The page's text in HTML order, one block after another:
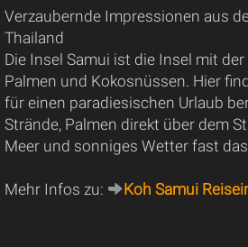
Verzaubernde Impressionen aus
Thailand
Die Insel Samui ist die Insel mit
Palmen und Kokosnüssen. Hier
für einen paradiesischen Urlaub
Strände, Palmen direkt über dem
Meer und sonniges Wetter fast
Mehr Infos zu: Koh Samui